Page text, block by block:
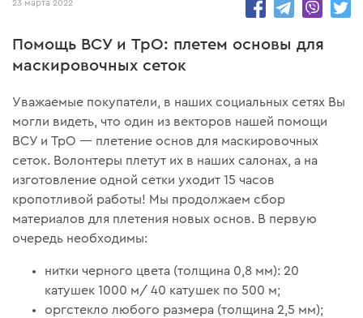
23 марта 2022
Помощь ВСУ и ТрО: плетем основы для
маскировочных сеток
Уважаемые покупатели, в наших социальных сетях Вы
могли видеть, что один из векторов нашей помощи
ВСУ и ТрО — плетение основ для маскировочных
сеток. Волонтеры плетут их в наших салонах, а на
изготовление одной сетки уходит 15 часов
кропотливой работы! Мы продолжаем сбор
материалов для плетения новых основ. В первую
очередь необходимы:
нитки черного цвета (толщина 0,8 мм): 20
катушек 1000 м/ 40 катушек по 500 м;
оргстекло любого размера (толщина 2,5 мм);